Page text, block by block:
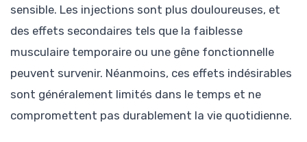
sensible. Les injections sont plus douloureuses, et
des effets secondaires tels que la faiblesse
musculaire temporaire ou une gêne fonctionnelle
peuvent survenir. Néanmoins, ces effets indésirables
sont généralement limités dans le temps et ne
compromettent pas durablement la vie quotidienne.